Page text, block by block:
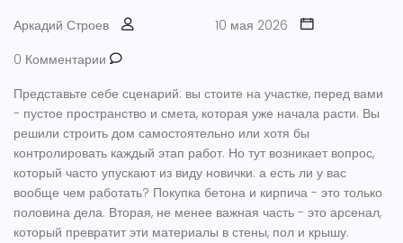
Аркадий Строев
10 мая 2026
0 Комментарии
Представьте себе сценарий: вы стоите на участке, перед вами
- пустое пространство и смета, которая уже начала расти. Вы
решили строить дом самостоятельно или хотя бы
контролировать каждый этап работ. Но тут возникает вопрос,
который часто упускают из виду новички: а есть ли у вас
вообще чем работать? Покупка бетона и кирпича - это только
половина дела. Вторая, не менее важная часть - это арсенал,
который превратит эти материалы в стены, пол и крышу.